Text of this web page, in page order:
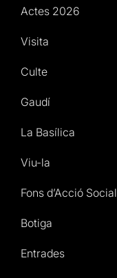
Actes 2026
Visita
Culte
Gaudí
La Basílica
Viu-la
Fons d’Acció Social
Botiga
Entrades